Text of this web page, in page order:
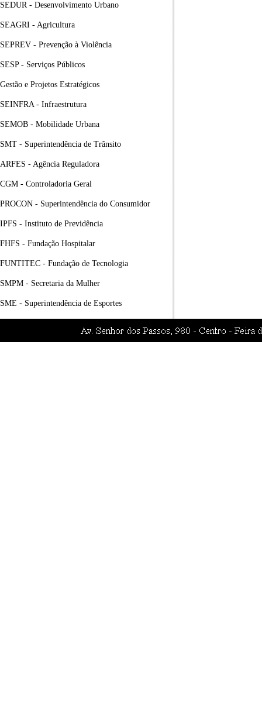
SEDUR - Desenvolvimento Urbano
SEAGRI - Agricultura
SEPREV - Prevenção à Violência
SESP - Serviços Públicos
Gestão e Projetos Estratégicos
SEINFRA - Infraestrutura
SEMOB - Mobilidade Urbana
SMT - Superintendência de Trânsito
ARFES - Agência Reguladora
CGM - Controladoria Geral
PROCON - Superintendência do Consumidor
IPFS - Instituto de Previdência
FHFS - Fundação Hospitalar
FUNTITEC - Fundação de Tecnologia
SMPM - Secretaria da Mulher
SME - Superintendência de Esportes